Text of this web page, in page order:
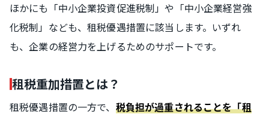
ほかにも「中小企業投資促進税制」や「中小企業経営強
化税制」なども、租税優遇措置に該当します。いずれ
も、企業の経営力を上げるためのサポートです。
租税重加措置とは？
租税優遇措置の一方で、 税負担が過重されることを「租